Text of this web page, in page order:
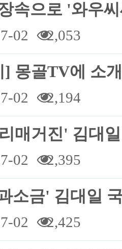
속으로 '와우
02 2,053
] 몽골TV에 소
02 2,194
매거진' 김대
02 2,395
소금' 김대일
02 2,425